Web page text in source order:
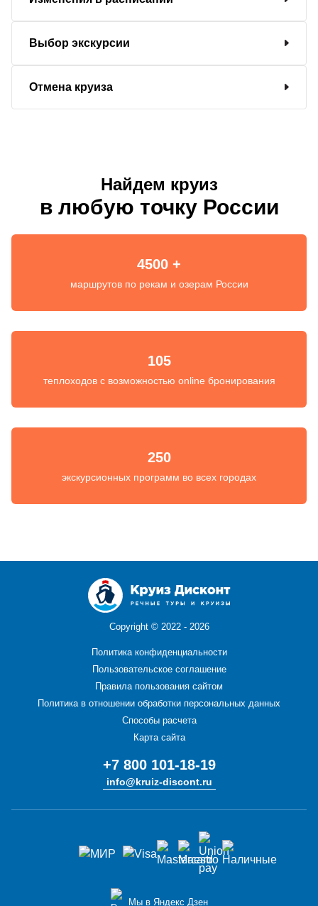
Выбор экскурсии
Отмена круиза
Найдем круиз
в любую точку России
4500 +
маршрутов по рекам и озерам России
105
теплоходов с возможностью online бронирования
250
экскурсионных программ во всех городах
Copyright © 2022 - 2026
Политика конфиденциальности
Пользовательское соглашение
Правила пользования сайтом
Политика в отношении обработки персональных данных
Способы расчета
Карта сайта
+7 800 101-18-19
info@kruiz-discont.ru
Мы в Яндекс Дзен